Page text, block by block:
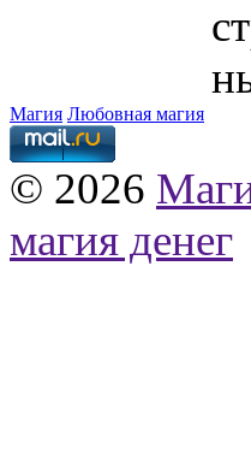
Магия Любовная магия
© 2026
магия денег